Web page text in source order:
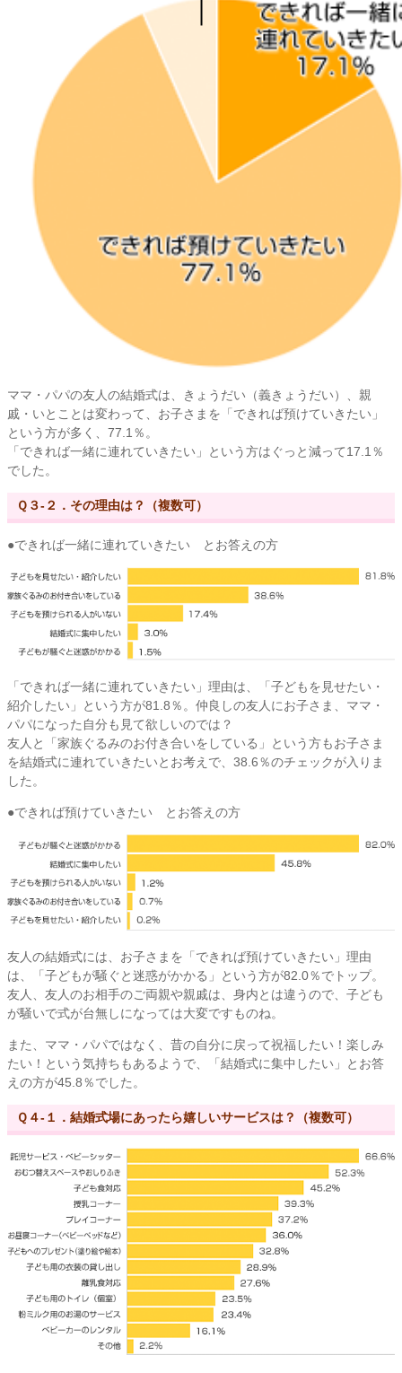
ママ・パパの友人の結婚式は、きょうだい（義きょうだい）、親
戚・いとことは変わって、お子さまを「できれば預けていきたい」
という方が多く、77.1％。
「できれば一緒に連れていきたい」という方はぐっと減って17.1％
でした。
Ｑ３-２．その理由は？（複数可）
●できれば一緒に連れていきたい とお答えの方
「できれば一緒に連れていきたい」理由は、「子どもを見せたい・
紹介したい」という方が81.8％。仲良しの友人にお子さま、ママ・
パパになった自分も見て欲しいのでは？
友人と「家族ぐるみのお付き合いをしている」という方もお子さま
を結婚式に連れていきたいとお考えで、38.6％のチェックが入りま
した。
●できれば預けていきたい とお答えの方
友人の結婚式には、お子さまを「できれば預けていきたい」理由
は、「子どもが騒ぐと迷惑がかかる」という方が82.0％でトップ。
友人、友人のお相手のご両親や親戚は、身内とは違うので、子ども
が騒いで式が台無しになっては大変ですものね。
また、ママ・パパではなく、昔の自分に戻って祝福したい！楽しみ
たい！という気持ちもあるようで、「結婚式に集中したい」とお答
えの方が45.8％でした。
Ｑ４-１．結婚式場にあったら嬉しいサービスは？（複数可）